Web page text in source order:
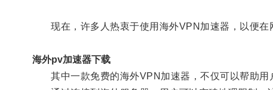
现在，许多人热衷于使用海外VPN加速器，以便在
海外pv加速器下载
其中一款免费的海外VPN加速器，不仅可以帮助用